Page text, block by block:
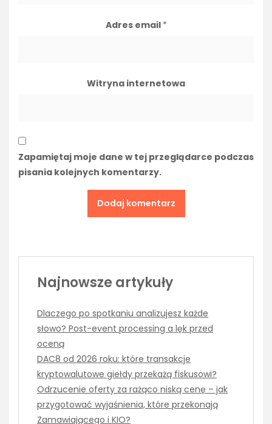
Adres email *
Witryna internetowa
Zapamiętaj moje dane w tej przeglądarce podczas
pisania kolejnych komentarzy.
Najnowsze artykuły
Dlaczego po spotkaniu analizujesz każde
słowo? Post-event processing a lęk przed
oceną
DAC8 od 2026 roku: które transakcje
kryptowalutowe giełdy przekażą fiskusowi?
Odrzucenie oferty za rażąco niską cenę – jak
przygotować wyjaśnienia, które przekonają
Zamawiającego i KIO?